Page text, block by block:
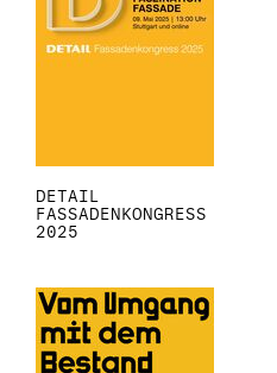
DETAIL
FASSADENKONGRESS
2025